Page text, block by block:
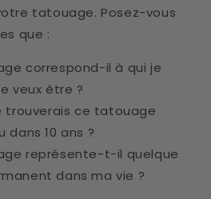
tatouage. Posez-vous
que :
correspond-il à qui je
veux être ?
trouverais ce tatouage
dans 10 ans ?
représente-t-il quelque
dans ma vie ?